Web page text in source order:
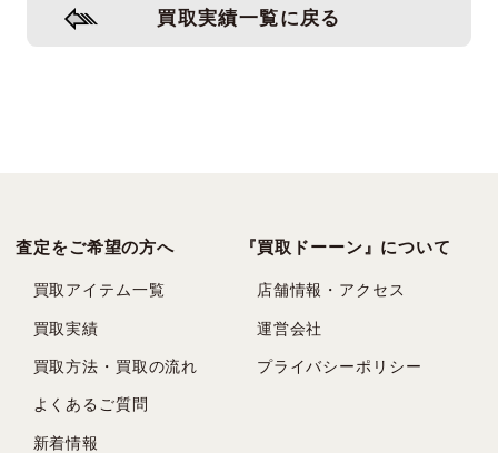
買取実績一覧に戻る
査定をご希望の方へ
買取アイテム一覧
買取実績
買取方法・買取の流れ
よくあるご質問
新着情報
『買取ドーーン』について
店舗情報・アクセス
運営会社
プライバシーポリシー